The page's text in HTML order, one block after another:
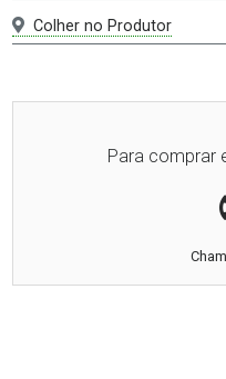
Colher no Produtor
Para comprar